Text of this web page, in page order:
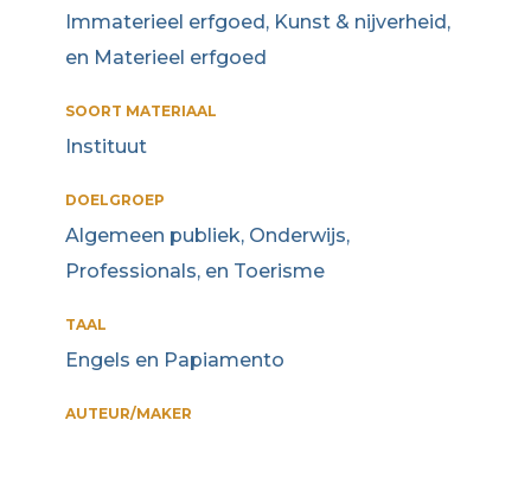
Immaterieel erfgoed, Kunst & nijverheid,
en Materieel erfgoed
SOORT MATERIAAL
Instituut
DOELGROEP
Algemeen publiek, Onderwijs,
Professionals, en Toerisme
TAAL
Engels en Papiamento
AUTEUR/MAKER